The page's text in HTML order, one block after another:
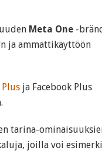
Meta One -
ja ammattikäyttöön
ja Facebook Plus
tarina-
joilla voi